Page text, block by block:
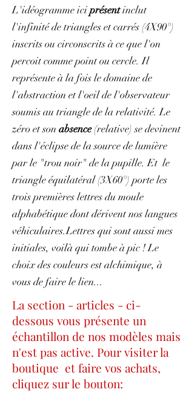
L'idéogramme iciprésentinclut
l'infinité de triangles et carrés (4X90°)
inscrits ou circonscrits à ce que l'on
percoit comme point ou cercle. Il
représente à la fois le domaine de
l'abstraction et l'oeil de l'observateur
soumis au triangle de la relativité. Le
zéro et son absence(relative) se devinent
dans l'éclipse de la source de lumière
par le "trou noir" de la pupille. Et le
triangle équilatéral (3X60°) porte les
trois premières lettres du moule
alphabétique dont dérivent nos langues
véhiculaires.Lettres qui sont aussi mes
initiales, voilà qui tombe à pic ! Le
choix des couleurs est alchimique, à
vous de faire le lien...
La section - articles - ci-
dessous vous présente un
échantillon de nos modèles mais
n'est pas active. Pour visiter la
boutique et faire vos achats,
cliquez sur le bouton: